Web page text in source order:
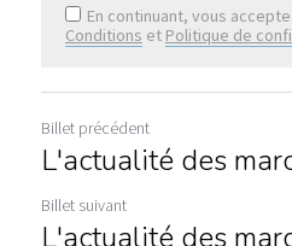
En continuant, vous
Conditions et Politique de
Billet précédent
L'actualité des
Billet suivant
L'actualité des